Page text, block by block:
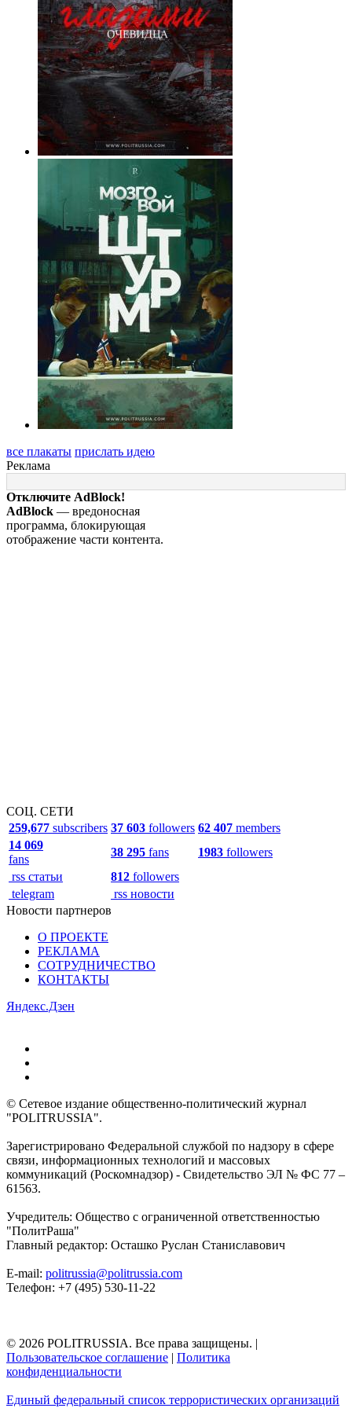
все плакаты прислать идею
Реклама
Отключите AdBlock!
AdBlock — вредоносная
программа, блокирующая
отображение части контента.
СОЦ. СЕТИ
259,677 subscribers 37 603 followers 62 407 members
14 069
fans
38 295 fans 1983 followers
rss статьи
812 followers
telegram
rss новости
Новости партнеров
О ПРОЕКТЕ
РЕКЛАМА
СОТРУДНИЧЕСТВО
КОНТАКТЫ
Яндекс.Дзен
© Сетевое издание общественно-политический журнал
"POLITRUSSIA".
Зарегистрировано Федеральной службой по надзору в сфере
связи, информационных технологий и массовых
коммуникаций (Роскомнадзор) - Свидетельство ЭЛ № ФС 77 –
61563.
Учредитель: Общество с ограниченной ответственностью
"ПолитРаша"
Главный редактор: Осташко Руслан Станиславович
E-mail: politrussia@politrussia.com
Телефон: +7 (495) 530-11-22
© 2026 POLITRUSSIA. Все права защищены. |
Пользовательское соглашение | Политика
конфиденциальности
Единый федеральный список террористических организаций